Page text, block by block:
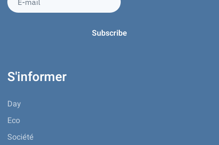
S'informer
Day
Eco
Société